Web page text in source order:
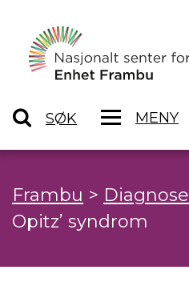
SØK MENY
Frambu > Diagnose
Opitz’ syndrom